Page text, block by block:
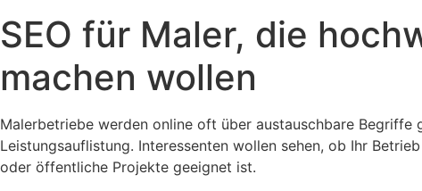
SEO für Maler, die
machen wollen
Malerbetriebe werden online oft über austauschbare Begriffe
Leistungsauflistung. Interessenten wollen sehen, ob Ihr
oder öffentliche Projekte geeignet ist.